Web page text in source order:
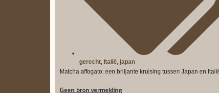
gerecht, Italië, japan
Matcha affogato: een briljante kruising tussen Japan en
Geen bron vermelding